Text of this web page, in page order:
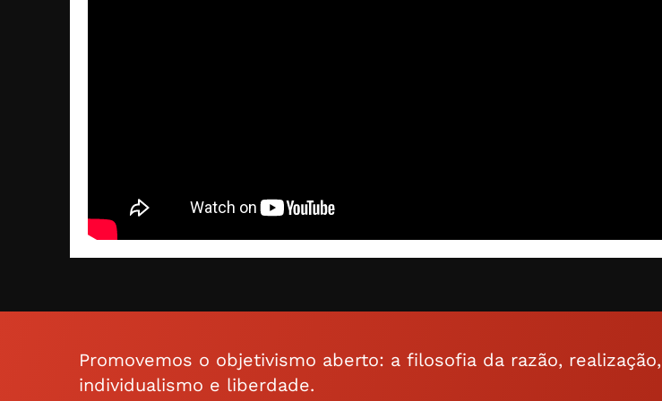
Promovemos o objetivismo aberto: a filosofia da razão, realização,
individualismo e liberdade.